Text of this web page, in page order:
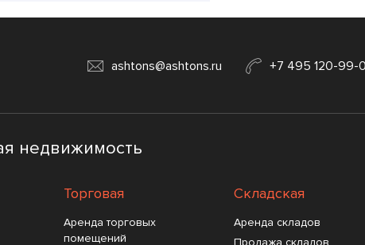
ashtons@ashtons.ru +7 495 120-99-
недвижимость
Торговая
Аренда торговых
помещений
Складская
Аренда складов
Продажа складов